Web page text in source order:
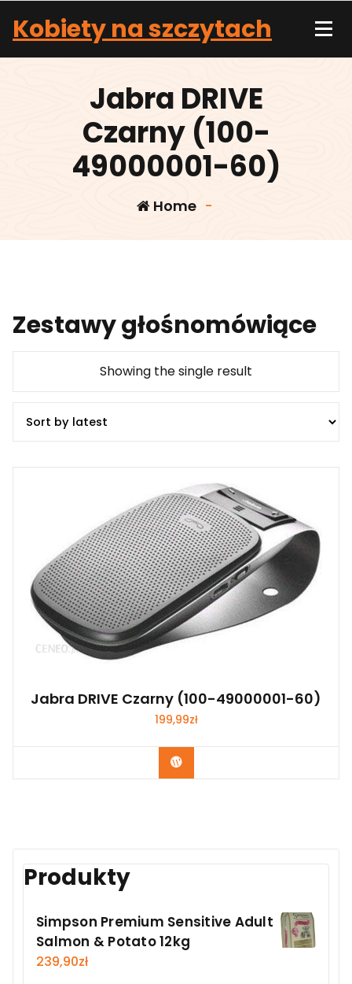
content
Kobiety na szczytach
Jabra DRIVE
Czarny (100-
49000001-60)
Home -
Zestawy głośnomówiące
Showing the single result
Jabra DRIVE Czarny (100-49000001-60)
199,99zł
Kup Teraz
Produkty
Simpson Premium Sensitive Adult
Salmon & Potato 12kg
239,90zł